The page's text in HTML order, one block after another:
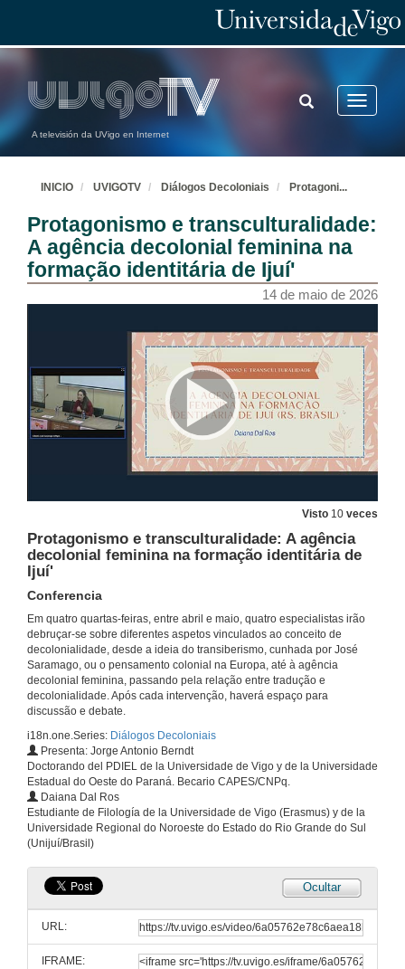
A televisión da UVigo en Internet
Toggle
TOGGLE
SEARCH
INICIO UVIGOTV Diálogos Decoloniais Protagoni...
Protagonismo e transculturalidade:
A agência decolonial feminina na
formação identitária de Ijuí'
14 de maio de 2026
Visto 10 veces
Protagonismo e transculturalidade: A agência
decolonial feminina na formação identitária de
Ijuí'
Conferencia
Em quatro quartas-feiras, entre abril e maio, quatro especialistas irão
debruçar-se sobre diferentes aspetos vinculados ao conceito de
decolonialidade, desde a ideia do transiberismo, cunhada por José
Saramago, ou o pensamento colonial na Europa, até à agência
decolonial feminina, passando pela relação entre tradução e
decolonialidade. Após cada intervenção, haverá espaço para
discussão e debate.
i18n.one.Series: Diálogos Decoloniais
Presenta: Jorge Antonio Berndt
Doctorando del PDIEL de la Universidade de Vigo y de la Universidade
Estadual do Oeste do Paraná. Becario CAPES/CNPq.
Daiana Dal Ros
Estudiante de Filología de la Universidade de Vigo (Erasmus) y de la
Universidade Regional do Noroeste do Estado do Rio Grande do Sul
(Unijuí/Brasil)
Ocultar
URL:
IFRAME:
Transiberismo no contexto do debate decolonial: de Saramago a Grada Kilomba
Conferencia
29 de abr. de 2026